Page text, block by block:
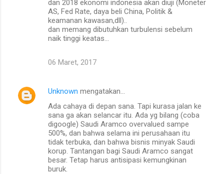
dan 2018 ekonomi indonesia akan diuji (Moneter
AS, Fed Rate, daya beli China, Politik &
keamanan kawasan,dll)..
dan memang dibutuhkan turbulensi sebelum
naik tinggi keatas...
06 Maret, 2017
Unknown mengatakan…
Ada cahaya di depan sana. Tapi kurasa jalan ke
sana ga akan selancar itu. Ada yg bilang (coba
digoogle) Saudi Aramco overvalued sampe
500%, dan bahwa selama ini perusahaan itu
tidak terbuka, dan bahwa bisnis minyak Saudi
korup. Tantangan bagi Saudi Aramco sangat
besar. Tetap harus antisipasi kemungkinan
buruk.